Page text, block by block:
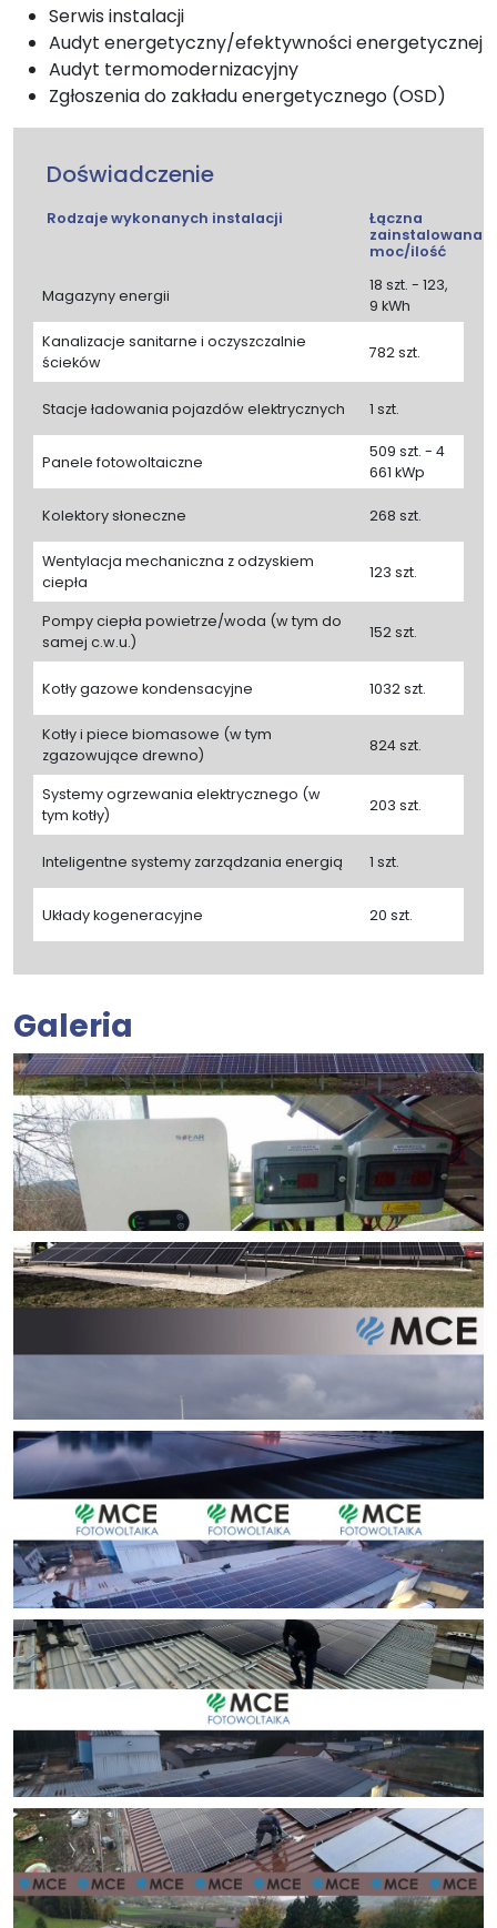
Serwis instalacji
Audyt energetyczny/efektywności energetycznej
Audyt termomodernizacyjny
Zgłoszenia do zakładu energetycznego (OSD)
Doświadczenie
Rodzaje wykonanych instalacji
Łączna
zainstalowana
moc/ilość
Magazyny energii
18 szt. - 123,
9 kWh
Kanalizacje sanitarne i oczyszczalnie
ścieków
782 szt.
Stacje ładowania pojazdów elektrycznych 1 szt.
Panele fotowoltaiczne
509 szt. - 4
661 kWp
Kolektory słoneczne 268 szt.
Wentylacja mechaniczna z odzyskiem
ciepła
123 szt.
Pompy ciepła powietrze/woda (w tym do
samej c.w.u.)
152 szt.
Kotły gazowe kondensacyjne 1032 szt.
Kotły i piece biomasowe (w tym
zgazowujące drewno)
824 szt.
Systemy ogrzewania elektrycznego (w
tym kotły)
203 szt.
Inteligentne systemy zarządzania energią 1 szt.
Układy kogeneracyjne 20 szt.
Galeria